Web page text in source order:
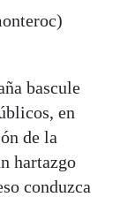
bascule
en
de la
hartazgo
conduzca